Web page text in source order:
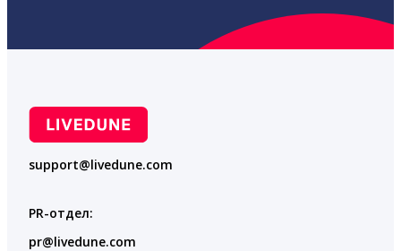
support@livedune.com
PR-отдел:
pr@livedune.com